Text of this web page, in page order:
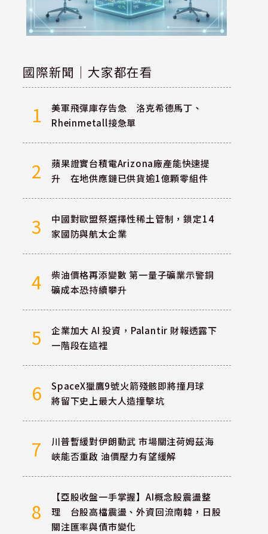
國際新聞｜大家都在看
1
美軍飛彈庫存告急 洛克希德馬丁、
Rheinmetall接急單
2
蘋果證實台積電Arizona廠產能快速提
升 在地供應鏈已供貨逾1億顆零組件
3
中國對歐盟祭選擇性稀土管制，鎖定14
家國防與航太企業
4
柴油價格再添變數 第一量子礦業示警銅
礦成本恐持續攀升
5
企業加大 AI 投資，Palantir 財報透露下
一階段在這裡
6
SpaceX獵鷹9號火箭殘骸即將撞月球
將留下史上最大人造撞擊坑
7
川普暫緩對伊朗動武 市場關注荷姆茲海
峽能否重啟 油價壓力有望緩解
8
【亞股收盤一手掌握】AI概念股震盪整
理 台股高檔震盪、外資回流南韓，日股
關注匯率與債市變化